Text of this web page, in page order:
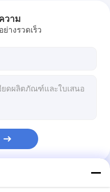
วาม
ย่างรวดเร็ว